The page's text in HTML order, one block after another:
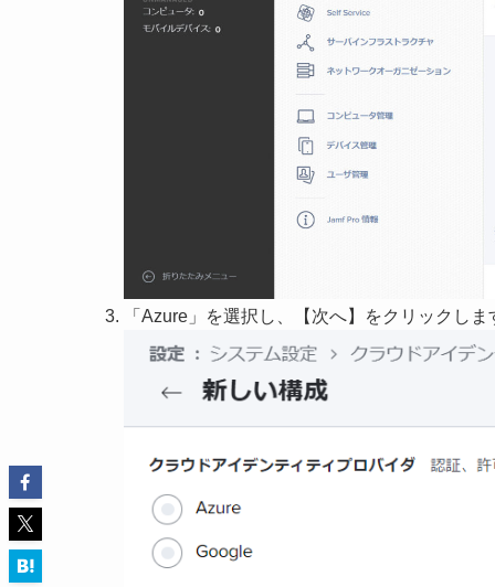
「Azure」を選択し、【次へ】をクリックしま